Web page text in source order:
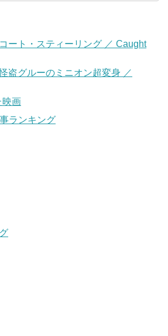
ート・スティーリング ／ Caught
盗グルーのミニオン超変身 ／
映画
ランキング